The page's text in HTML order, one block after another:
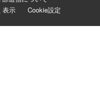
表示
Cookie設定